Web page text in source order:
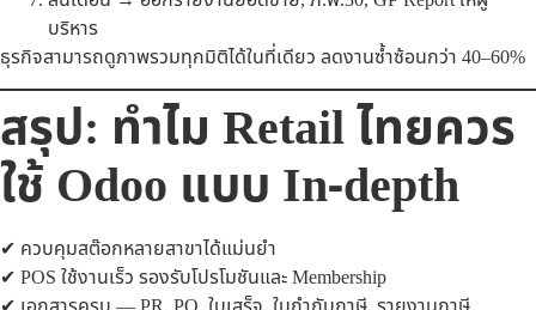
บริหาร
ธุรกิจสามารถดูภาพรวมทุกมิติได้ในที่เดียว ลดงานซ้ำซ้อนกว่า 40–60%
สรุป: ทำไม Retail ไทยควร
ใช้ Odoo แบบ In-depth
✔ ควบคุมสต๊อกหลายสาขาได้แม่นยำ
✔ POS ใช้งานเร็ว รองรับโปรโมชันและ Membership